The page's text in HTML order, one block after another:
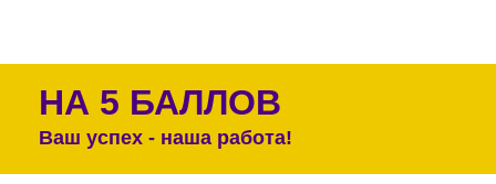
НА 5 БАЛЛОВ
Ваш успех - наша работа!